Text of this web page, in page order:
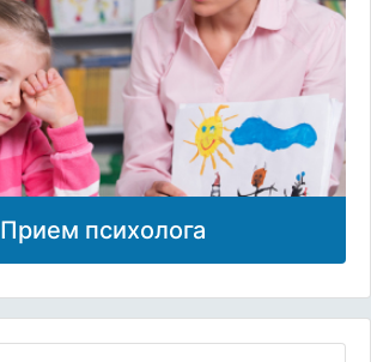
Прием психолога